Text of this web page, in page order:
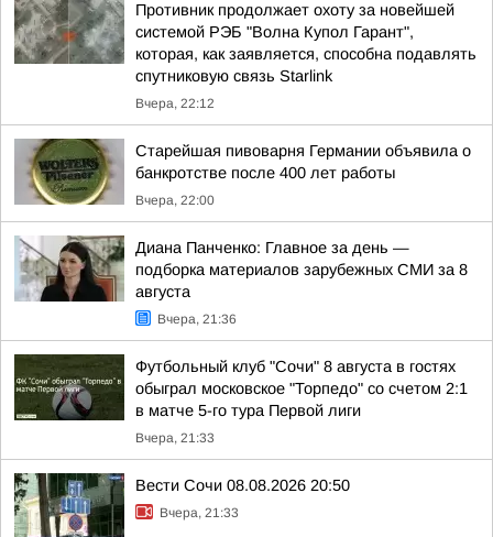
Противник продолжает охоту за новейшей
системой РЭБ "Волна Купол Гарант",
которая, как заявляется, способна подавлять
спутниковую связь Starlink
Вчера, 22:12
Старейшая пивоварня Германии объявила о
банкротстве после 400 лет работы
Вчера, 22:00
Диана Панченко: Главное за день —
подборка материалов зарубежных СМИ за 8
августа
Вчера, 21:36
Футбольный клуб "Сочи" 8 августа в гостях
обыграл московское "Торпедо" со счетом 2:1
в матче 5-го тура Первой лиги
Вчера, 21:33
Вести Сочи 08.08.2026 20:50
Вчера, 21:33